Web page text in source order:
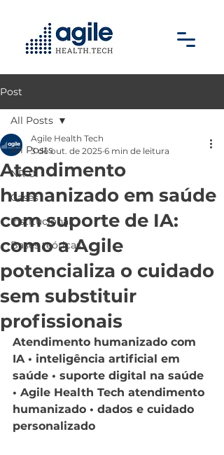
Post
All Posts
NR-01
Cases
Institucional
Bases teóricas
All Posts
Atendimento
humanizado em saúde
com suporte de IA:
como a Agile
potencializa o cuidado
sem substituir
profissionais
Agile Health Tech
3 de out. de 2025 6 min de leitura
Atendimento humanizado com
IA • inteligência artificial em
saúde • suporte digital na saúde
• Agile Health Tech atendimento
humanizado • dados e cuidado
personalizado